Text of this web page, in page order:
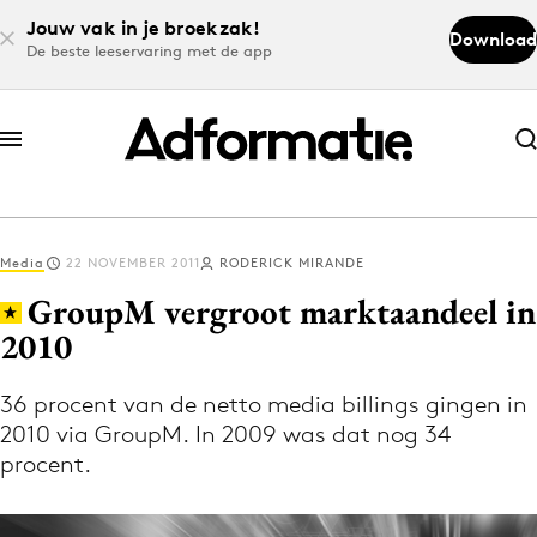
Jouw vak in je broekzak!
De beste leeservaring met de app
Download
Abonneer nu
Abonneer nu
Log in
Volg het laatste nieuws via de Adformatie
Nieuws app
Media 22 NOVEMBER 2011 RODERICK MIRANDE
GroupM vergroot marktaandeel in
2010
36 procent van de netto media billings gingen in
2010 via GroupM. In 2009 was dat nog 34
procent.